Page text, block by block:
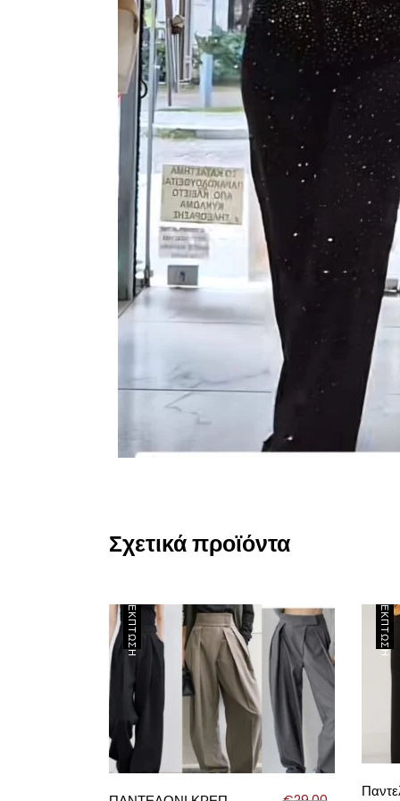
Σχετικά προϊόντα
ΈΚΠΤΩΣΗ ΈΚΠΤΩΣΗ